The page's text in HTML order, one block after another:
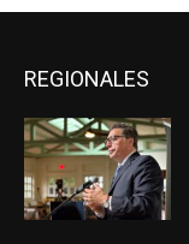
REGIONALES